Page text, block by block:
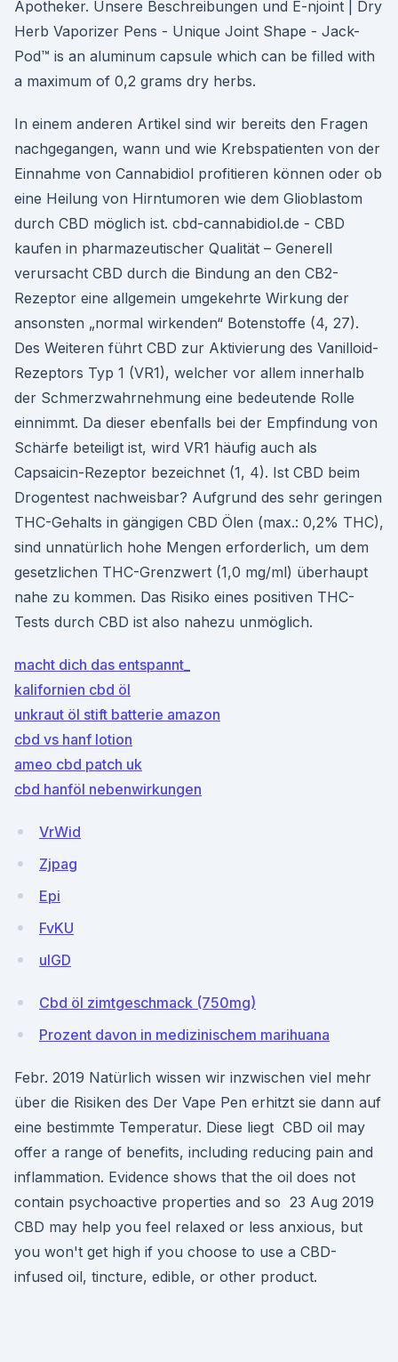
Apotheker. Unsere Beschreibungen und E-njoint | Dry
Herb Vaporizer Pens - Unique Joint Shape - Jack-
Pod™ is an aluminum capsule which can be filled with
a maximum of 0,2 grams dry herbs.
In einem anderen Artikel sind wir bereits den Fragen
nachgegangen, wann und wie Krebspatienten von der
Einnahme von Cannabidiol profitieren können oder ob
eine Heilung von Hirntumoren wie dem Glioblastom
durch CBD möglich ist. cbd-cannabidiol.de - CBD
kaufen in pharmazeutischer Qualität – Generell
verursacht CBD durch die Bindung an den CB2-
Rezeptor eine allgemein umgekehrte Wirkung der
ansonsten „normal wirkenden“ Botenstoffe (4, 27).
Des Weiteren führt CBD zur Aktivierung des Vanilloid-
Rezeptors Typ 1 (VR1), welcher vor allem innerhalb
der Schmerzwahrnehmung eine bedeutende Rolle
einnimmt. Da dieser ebenfalls bei der Empfindung von
Schärfe beteiligt ist, wird VR1 häufig auch als
Capsaicin-Rezeptor bezeichnet (1, 4). Ist CBD beim
Drogentest nachweisbar? Aufgrund des sehr geringen
THC-Gehalts in gängigen CBD Ölen (max.: 0,2% THC),
sind unnatürlich hohe Mengen erforderlich, um dem
gesetzlichen THC-Grenzwert (1,0 mg/ml) überhaupt
nahe zu kommen. Das Risiko eines positiven THC-
Tests durch CBD ist also nahezu unmöglich.
macht dich das entspannt_
kalifornien cbd öl
unkraut öl stift batterie amazon
cbd vs hanf lotion
ameo cbd patch uk
cbd hanföl nebenwirkungen
VrWid
Zjpag
Epi
FvKU
uIGD
Cbd öl zimtgeschmack (750mg)
Prozent davon in medizinischem marihuana
Febr. 2019 Natürlich wissen wir inzwischen viel mehr
über die Risiken des Der Vape Pen erhitzt sie dann auf
eine bestimmte Temperatur. Diese liegt CBD oil may
offer a range of benefits, including reducing pain and
inflammation. Evidence shows that the oil does not
contain psychoactive properties and so 23 Aug 2019
CBD may help you feel relaxed or less anxious, but
you won't get high if you choose to use a CBD-
infused oil, tincture, edible, or other product.